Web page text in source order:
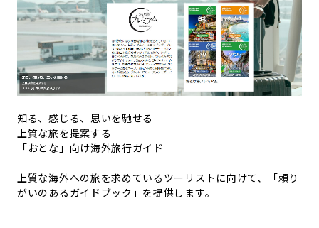
知る、感じる、思いを馳せる
上質な旅を提案する
「おとな」向け海外旅行ガイド
上質な海外への旅を求めているツーリストに向けて、「頼り
がいのあるガイドブック」を提供します。